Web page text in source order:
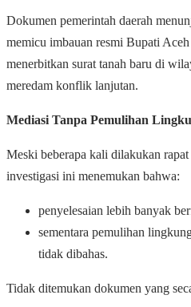
Dokumen pemerintah daerah
memicu imbauan resmi Bupati
menerbitkan surat tanah baru di
meredam konflik lanjutan.
Mediasi Tanpa Pemulihan
Meski beberapa kali dilakukan
investigasi ini menemukan bahwa:
penyelesaian lebih banyak
sementara pemulihan
tidak dibahas.
Tidak ditemukan dokumen yang